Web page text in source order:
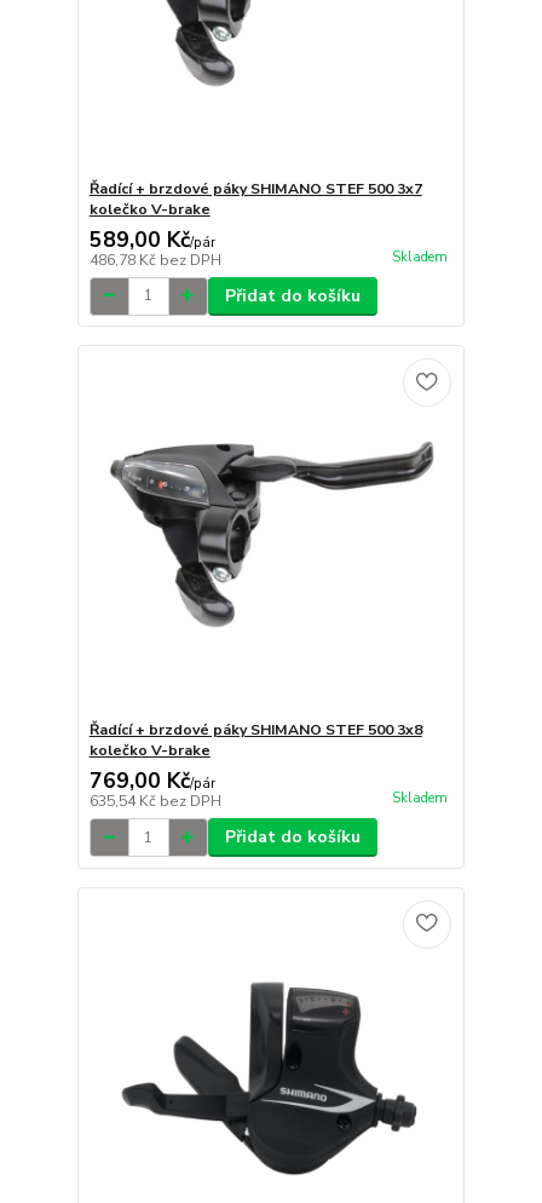
Řadící + brzdové páky SHIMANO STEF 500 3x7
kolečko V-brake
589,00 Kč/pár
486,78 Kč bez DPH Skladem
Přidat do košíku
Řadící + brzdové páky SHIMANO STEF 500 3x8
kolečko V-brake
769,00 Kč/pár
635,54 Kč bez DPH Skladem
Přidat do košíku